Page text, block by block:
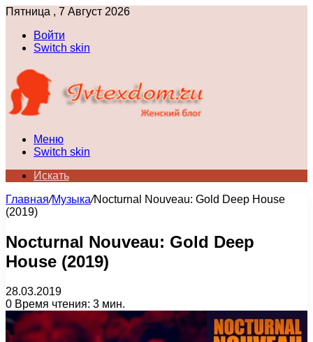
Пятница , 7 Август 2026
Войти
Switch skin
Меню
Switch skin
Искать
Главная/Музыка/Nocturnal Nouveau: Gold Deep House
(2019)
Nocturnal Nouveau: Gold Deep
House (2019)
28.03.2019
0 Время чтения: 3 мин.